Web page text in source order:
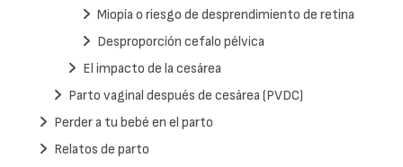
Miopía o riesgo de desprendimiento de retina
Desproporción cefalo pélvica
El impacto de la cesárea
Parto vaginal después de cesárea (PVDC)
Perder a tu bebé en el parto
Relatos de parto